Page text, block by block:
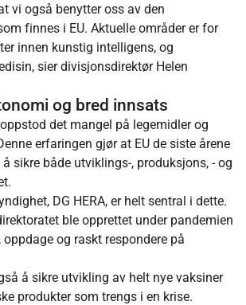
vi også benytter oss av den
finnes i EU. Aktuelle områder er for
innen kunstig intelligens, og
sier divisjonsdirektør Helen
og bred innsats
det mangel på legemidler og
erfaringen gjør at EU de siste årene
sikre både utviklings-, produksjons, - og
DG HERA, er helt sentral i dette.
ble opprettet under pandemien
og raskt respondere på
å sikre utvikling av helt nye vaksiner
produkter som trengs i en krise.